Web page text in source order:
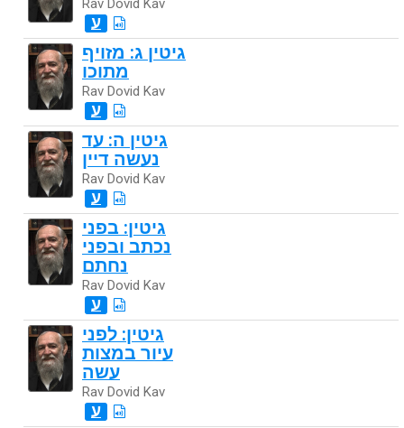
Rav Dovid Kav
ע
גיטין ג: מזויף
מתוכו
Rav Dovid Kav
ע
גיטין ה: עד
נעשה דיין
Rav Dovid Kav
ע
גיטין: בפני
נכתב ובפני
נחתם
Rav Dovid Kav
ע
גיטין: לפני
עיור במצות
עשה
Rav Dovid Kav
ע